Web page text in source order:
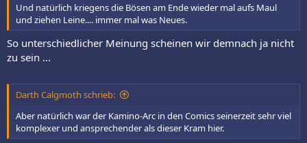
Und natürlich kriegens die Bösen am Ende wieder mal aufs Maul
und ziehen Leine.... immer mal was Neues.
So unterschiedlicher Meinung scheinen wir demnach ja nicht
zu sein ...
Darth Calgmoth schrieb:
Aber natürlich war der Kamino-Arc in den Comics seinerzeit sehr viel
komplexer und ansprechender als dieser Kram hier.